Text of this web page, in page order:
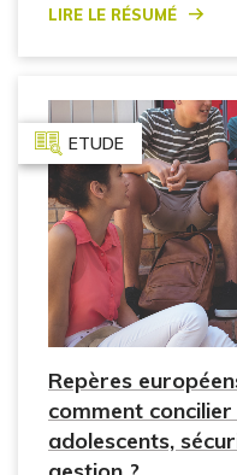
Lire le résumé
ETUDE
Repères
comment
adolescents,